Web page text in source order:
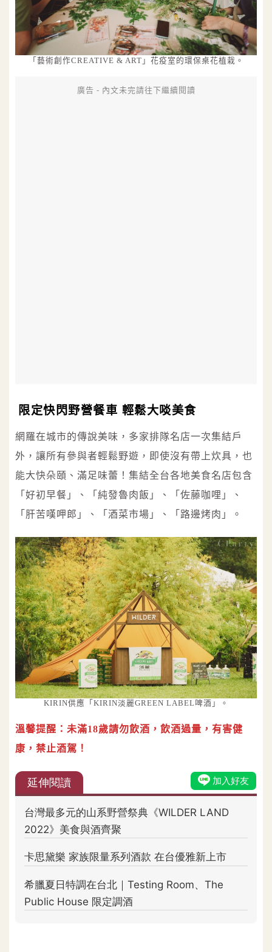
「藝術創作CREATIVE & ART」花疫室的環保桌花植栽。
廣告 - 內文未完請往下繼續閱讀
限定快閃野營餐車 輕鬆大啖美食
網羅在城市的傳說美味，多家排隊名店一次集結戶
外，讓所有參與者輕鬆野遊，即使沒有帶上炊具，也
能大快朵頤、滿足味蕾！集結全台各地美食名店包含
「好初早餐」、「純發魯肉飯」、「佐藤咖哩」、
「肝苦嘆呷郎」、「酒菜市場」、「路邊烤肉」。
KIRIN供應「KIRIN淡麗GREEN LABEL啤酒」。
溫馨提醒：未滿18歲請勿飲酒，飲酒過量，有害健
康，禁止酒駕！